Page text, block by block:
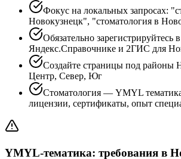
Фокус на локальных запросах:
Новокузнецк", "стоматология в
Обязательно зарегистрируйтесь в
Яндекс.Справочнике и 2ГИС для
Создайте страницы под районы
Центр, Север, Юг
Стоматология — YMYL
лицензии, сертификаты, опыт
YMYL-тематика: требования в